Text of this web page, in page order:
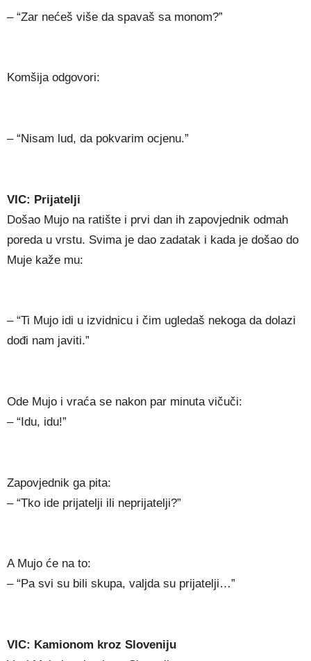
– “Zar nećeš više da spavaš sa monom?”
Komšija odgovori:
– “Nisam lud, da pokvarim ocjenu.”
VIC: Prijatelji
Došao Mujo na ratište i prvi dan ih zapovjednik odmah
poreda u vrstu. Svima je dao zadatak i kada je došao do
Muje kaže mu:
– “Ti Mujo idi u izvidnicu i čim ugledaš nekoga da dolazi
dođi nam javiti.”
Ode Mujo i vraća se nakon par minuta vičuči:
– “Idu, idu!”
Zapovjednik ga pita:
– “Tko ide prijatelji ili neprijatelji?”
A Mujo će na to:
– “Pa svi su bili skupa, valjda su prijatelji…”
VIC: Kamionom kroz Sloveniju